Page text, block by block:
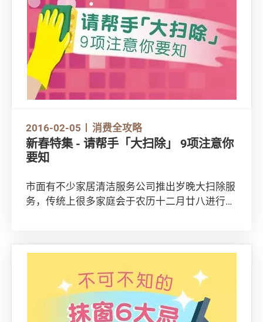
2016-02-05 消费全攻略
新春特集 - 请帮手「大扫除」 9项注意你
要知
市面有不少家居清洁服务公司推出岁晚大扫除服
务，传统上很多家庭会于农历十二月廿八进行大